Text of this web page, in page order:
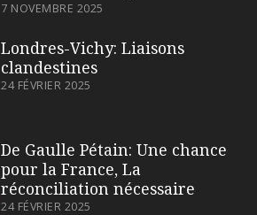
7 NOVEMBRE 2025
Londres-Vichy: Liaisons
clandestines
24 FÉVRIER 2025
De Gaulle Pétain: Une chance
pour la France, La
réconciliation nécessaire
24 FÉVRIER 2025